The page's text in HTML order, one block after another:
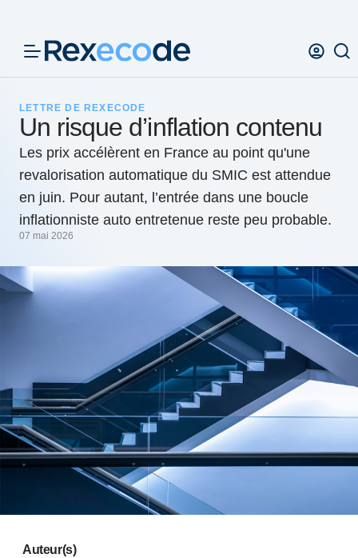
LETTRE DE REXECODE
Un risque d’inflation contenu
Les prix accélèrent en France au point qu'une
revalorisation automatique du SMIC est attendue
en juin. Pour autant, l’entrée dans une boucle
inflationniste auto entretenue reste peu probable.
07 mai 2026
Auteur(s)